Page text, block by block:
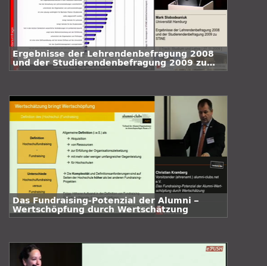
Ergebnisse der Lehrendenbefragung 2008
und der Studierendenbefragung 2009 zu
STiNE
Das Fundraising-Potenzial der Alumni –
Wertschöpfung durch Wertschätzung